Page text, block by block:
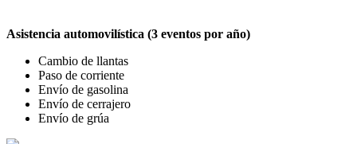
Asistencia automovilística (3 eventos por año)
Cambio de llantas
Paso de corriente
Envío de gasolina
Envío de cerrajero
Envío de grúa